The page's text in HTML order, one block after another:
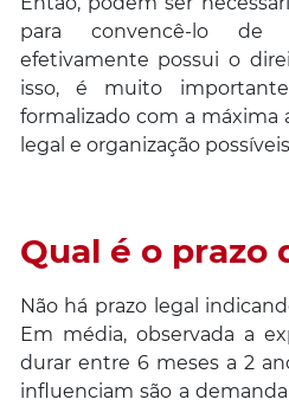
para convencê-lo
efetivamente possui o
isso, é muito
formalizado com a
legal e organização
Qual é o prazo
Não há prazo legal
Em média, observada a
durar entre 6 meses a 2
influenciam são a